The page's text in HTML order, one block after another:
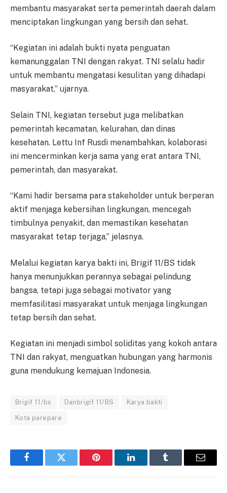
membantu masyarakat serta pemerintah daerah dalam
menciptakan lingkungan yang bersih dan sehat.
“Kegiatan ini adalah bukti nyata penguatan
kemanunggalan TNI dengan rakyat. TNI selalu hadir
untuk membantu mengatasi kesulitan yang dihadapi
masyarakat,” ujarnya.
Selain TNI, kegiatan tersebut juga melibatkan
pemerintah kecamatan, kelurahan, dan dinas
kesehatan. Lettu Inf Rusdi menambahkan, kolaborasi
ini mencerminkan kerja sama yang erat antara TNI,
pemerintah, dan masyarakat.
“Kami hadir bersama para stakeholder untuk berperan
aktif menjaga kebersihan lingkungan, mencegah
timbulnya penyakit, dan memastikan kesehatan
masyarakat tetap terjaga,” jelasnya.
Melalui kegiatan karya bakti ini, Brigif 11/BS tidak
hanya menunjukkan perannya sebagai pelindung
bangsa, tetapi juga sebagai motivator yang
memfasilitasi masyarakat untuk menjaga lingkungan
tetap bersih dan sehat.
Kegiatan ini menjadi simbol soliditas yang kokoh antara
TNI dan rakyat, menguatkan hubungan yang harmonis
guna mendukung kemajuan Indonesia.
Brigif 11/bs Danbrigif 11/BS Karya bakti
Kota parepare
FacebookTwitter Pinterest LinkedInTumblr Email